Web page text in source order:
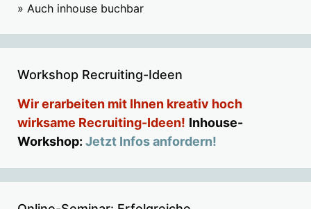
» Auch inhouse buchbar
Workshop Recruiting-Ideen
Wir erarbeiten mit Ihnen kreativ hoch
wirksame Recruiting-Ideen! Inhouse-
Workshop: Jetzt Infos anfordern!